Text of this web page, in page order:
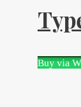
Buy via